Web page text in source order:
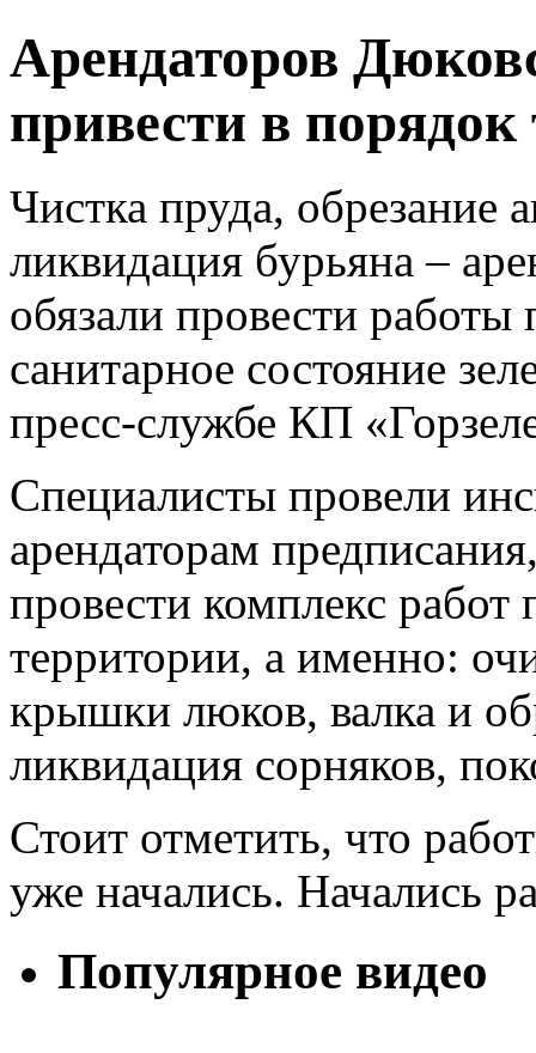
Арендаторов
привести в
Чистка пруда, обрезание
ликвидация бурьяна –
обязали провести
санитарное состояние
пресс-службе КП
Специалисты провели
арендаторам
провести комплекс
территории, а именно:
крышки люков, валка и
ликвидация сорняков,
Стоит отметить, что
уже начались. Начались
Популярное видео